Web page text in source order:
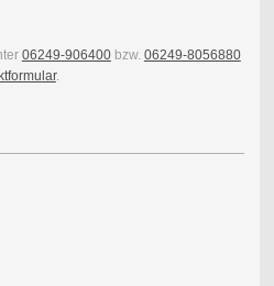
06249-906400bzw. 06249-8056880
.